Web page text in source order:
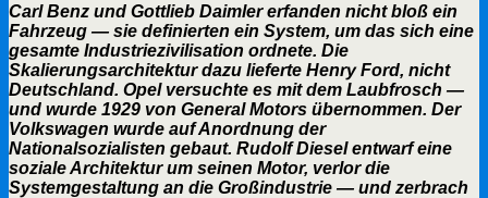
Carl Benz und Gottlieb Daimler erfanden nicht bloß ein
Fahrzeug — sie definierten ein System, um das sich eine
gesamte Industriezivilisation ordnete. Die
Skalierungsarchitektur dazu lieferte Henry Ford, nicht
Deutschland. Opel versuchte es mit dem Laubfrosch —
und wurde 1929 von General Motors übernommen. Der
Volkswagen wurde auf Anordnung der
Nationalsozialisten gebaut. Rudolf Diesel entwarf eine
soziale Architektur um seinen Motor, verlor die
Systemgestaltung an die Großindustrie — und zerbrach